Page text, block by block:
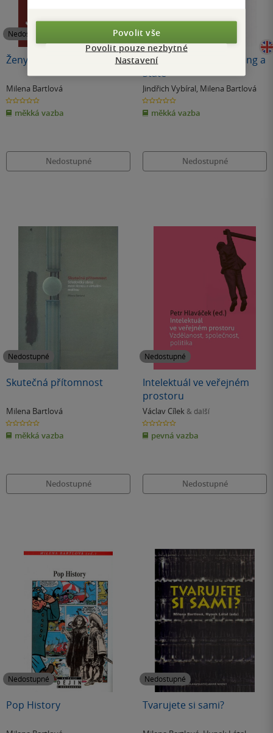
Nedostupné
Ženy, které nechtěly mlčet
Milena Bartlová
0.0
z
5
hvězdiček
měkká vazba
Nedostupné
Nedostupné
Budování státu / Building a
State
Jindřich Vybíral, Milena Bartlová
0.0
z
5
hvězdiček
měkká vazba
Nedostupné
Nedostupné
Skutečná přítomnost
Milena Bartlová
0.0
z
5
hvězdiček
měkká vazba
Nedostupné
Nedostupné
Intelektuál ve veřejném
prostoru
Václav Cílek & další
0.0
z
5
hvězdiček
pevná vazba
Nedostupné
Nedostupné
Pop History
Nedostupné
Tvarujete si sami?
Povolit vše
Povolit pouze nezbytné
Nastavení